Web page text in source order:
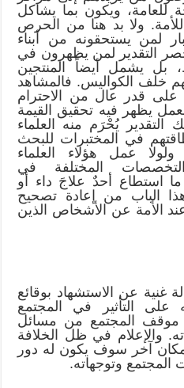
للعامة، ويكون بما يشاكل
ولا بد هنا من الحرص
لمن يستحقونه من أبناء
التقدير لمن يظهرون في
بل يشمل أيضاً المنتجين
خلف الكواليس. فالمشاهد
على قدر عال من الاحترام
يظهر فيه تحقيق القيمة
التقدير يُحْرَم منه العلماء
في المختبرات للبحث
ولولا عمل هؤلاء العلماء
التخصصات المختلفة في
استطاع أحدٌ علاجَ داء أو
الباب من إعادة تصحيح
الأمة عن الأشخاص الذين
غنية عن الاستشهاد بوقائع
على التأثير في المجتمع
موقف المجتمع من مسائل
والإعلام في ظل الخلافة
آخر سوف يكون له دور
المجتمع وتوجهاته.